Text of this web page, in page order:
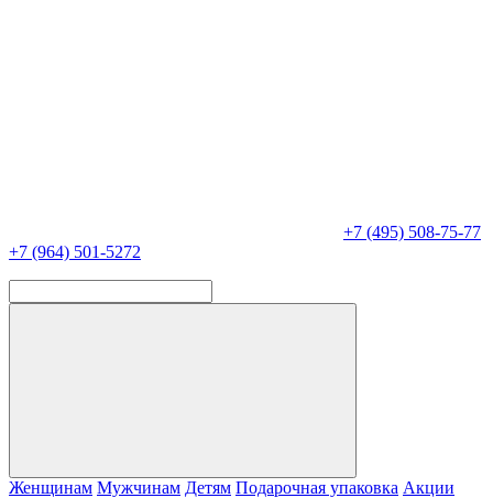
+7 (495) 508-75-77
+7 (964) 501-5272
Женщинам Мужчинам Детям Подарочная упаковка Акции